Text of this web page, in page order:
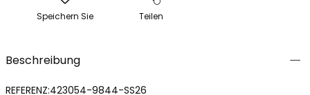
Speichern Sie Teilen
Beschreibung
REFERENZ:423054-9844-SS26